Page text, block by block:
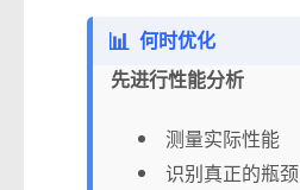
📊 何时优化
先进行性能分析
测量实际性能
识别真正的瓶颈